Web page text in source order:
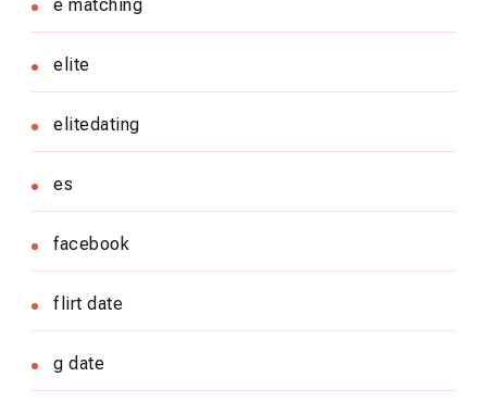
e matching
elite
elitedating
es
facebook
flirt date
g date